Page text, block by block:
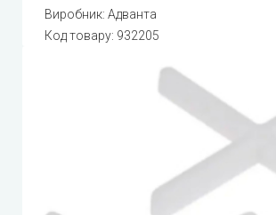
Виробник: Адванта
Код товару: 932205